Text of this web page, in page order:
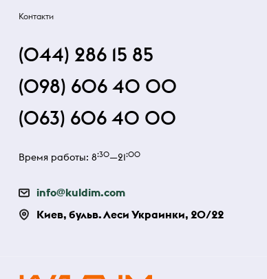
Контакти
(044) 286 15 85
(098) 606 40 00
(063) 606 40 00
Время работы: 8:30—21:00
info@kuldim.com
Киев, бульв. Леси Украинки, 20/22